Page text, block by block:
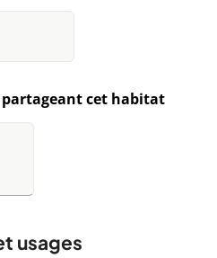
partageant cet habitat
usages